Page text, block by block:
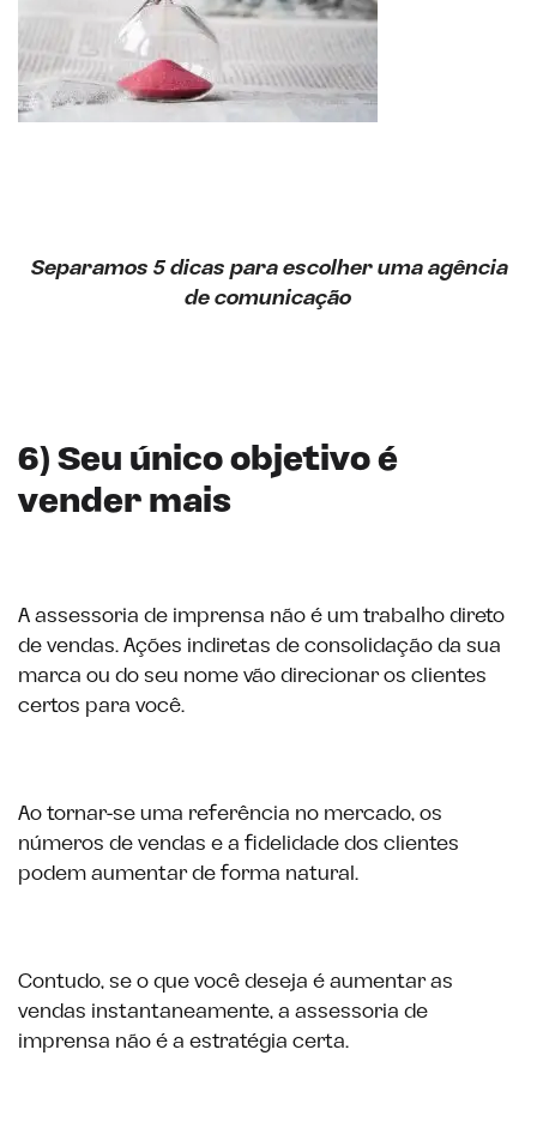
Separamos 5 dicas para escolher uma agência
de comunicação
6) Seu único objetivo é
vender mais
A assessoria de imprensa não é um trabalho direto
de vendas. Ações indiretas de consolidação da sua
marca ou do seu nome vão direcionar os clientes
certos para você.
Ao tornar-se uma referência no mercado, os
números de vendas e a fidelidade dos clientes
podem aumentar de forma natural.
Contudo, se o que você deseja é aumentar as
vendas instantaneamente, a assessoria de
imprensa não é a estratégia certa.